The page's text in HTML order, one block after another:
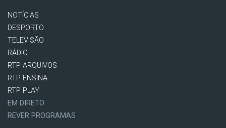
NOTÍCIAS
DESPORTO
TELEVISÃO
RÁDIO
RTP ARQUIVOS
RTP ENSINA
RTP PLAY
EM DIRETO
REVER PROGRAMAS